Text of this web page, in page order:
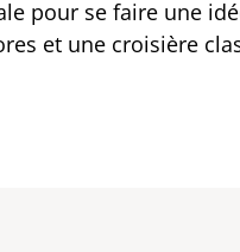
pour se faire une
et une croisière